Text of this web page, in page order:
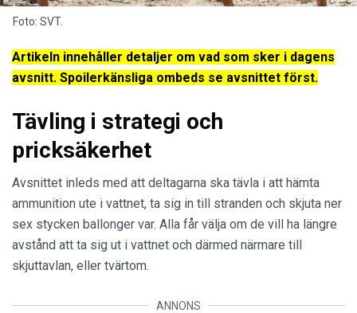
Foto: SVT.
Artikeln innehåller detaljer om vad som sker i dagens
avsnitt. Spoilerkänsliga ombeds se avsnittet först.
Tävling i strategi och
pricksäkerhet
Avsnittet inleds med att deltagarna ska tävla i att hämta
ammunition ute i vattnet, ta sig in till stranden och skjuta ner
sex stycken ballonger var. Alla får välja om de vill ha längre
avstånd att ta sig ut i vattnet och därmed närmare till
skjuttavlan, eller tvärtom.
ANNONS